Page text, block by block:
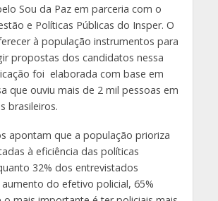
Sou da Paz em parceria com o
e Políticas Públicas do Insper. O
à população instrumentos para
propostas dos candidatos nessa
foi elaborada com base em
que ouviu mais de 2 mil pessoas em
brasileiros.
apontam que a população prioriza
à eficiência das políticas
32% dos entrevistados
do efetivo policial, 65%